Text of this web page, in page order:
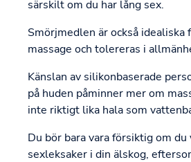
särskilt om du har lång sex.
Smörjmedlen är också idealiska
massage och tolereras i
Känslan av silikonbaserade
på huden påminner mer om
inte riktigt lika hala som
Du bör bara vara försiktig om
sexleksaker i din älskog,